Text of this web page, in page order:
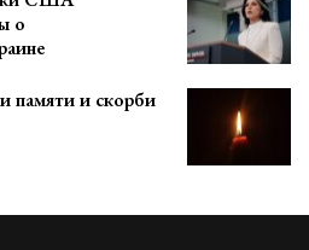
о
памяти и скорби